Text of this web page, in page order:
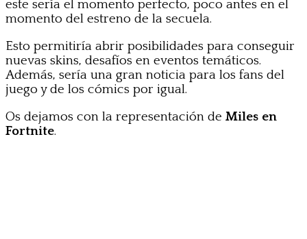
este sería el momento perfecto, poco antes en el
momento del estreno de la secuela.
Esto permitiría abrir posibilidades para conseguir
nuevas skins, desafíos en eventos temáticos.
Además, sería una gran noticia para los fans del
juego y de los cómics por igual.
Os dejamos con la representación de Miles en
Fortnite.